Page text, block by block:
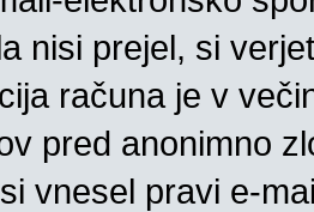
nisi prejel, si
računa je v
pred anonimno
vnesel pravi e-